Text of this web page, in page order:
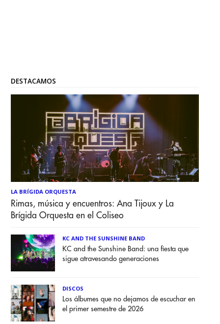
DESTACAMOS
LA BRÍGIDA ORQUESTA
Rimas, música y encuentros: Ana Tijoux y La
Brígida Orquesta en el Coliseo
KC AND THE SUNSHINE BAND
KC and the Sunshine Band: una fiesta que
sigue atravesando generaciones
DISCOS
Los álbumes que no dejamos de escuchar en
el primer semestre de 2026